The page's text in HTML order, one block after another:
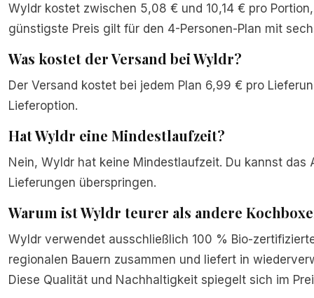
Wyldr kostet zwischen 5,08 € und 10,14 € pro
günstigste Preis gilt für den 4-Personen-Plan mit
Was kostet der Versand bei Wyldr?
Der Versand kostet bei jedem Plan 6,99 € pro
Lieferoption.
Hat Wyldr eine Mindestlaufzeit?
Nein, Wyldr hat keine Mindestlaufzeit. Du kannst das
Lieferungen überspringen.
Warum ist Wyldr teurer als andere
Wyldr verwendet ausschließlich 100 % Bio-
regionalen Bauern zusammen und liefert in
Diese Qualität und Nachhaltigkeit spiegelt sich im